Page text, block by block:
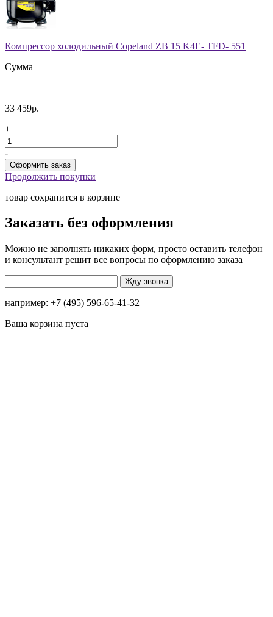
Компрессор холодильный Copeland ZB 15 K4E- TFD- 551
Сумма
33 459р.
+
-
Продолжить покупки
товар сохранится в корзине
Заказать без оформления
Можно не заполнять никаких форм, просто оставить телефон
и консультант решит все вопросы по оформлению заказа
например: +7 (495) 596-65-41-32
Ваша корзина пуста